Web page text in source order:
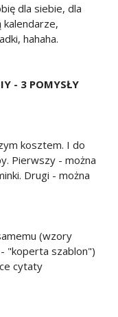
dla siebie, dla
hahaha.
- 3 POMYSŁY
kosztem. I do
Pierwszy - można
Drugi - można
(wzory
"koperta szablon")
cytaty